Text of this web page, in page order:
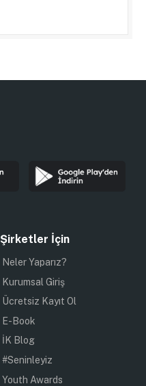
Şirketler İçin
Neler Yaparız?
Kurumsal Giriş
Ücretsiz Kayıt Ol
E-Book
İK Blog
#Seninleyiz
Youth Awards